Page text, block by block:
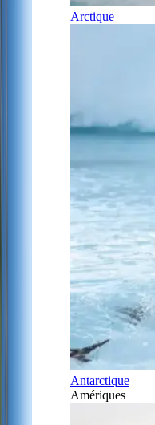
Arctique
Antarctique
Amériques